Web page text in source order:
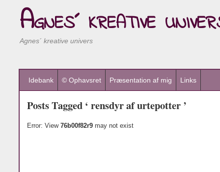
Agnes´ kreative
Agnes´ kreative univers
Idebank © Ophavsret Præsentation af mig Links
Posts Tagged ‘ rensdyr af urtepotter ’
Error: View 76b00f82r9 may not exist